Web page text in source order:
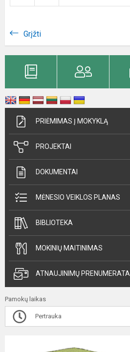
Grįžti
PRIĖMIMAS Į MOKYKLĄ
PROJEKTAI
DOKUMENTAI
MĖNESIO VEIKLOS PLANAS
BIBLIOTEKA
MOKINIŲ MAITINIMAS
ATNAUJINIMŲ PRENUMERATA
Pamokų laikas
Pertrauka